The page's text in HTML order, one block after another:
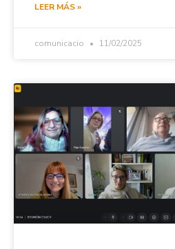
LEER MÁS »
comunicacio 11/02/2025